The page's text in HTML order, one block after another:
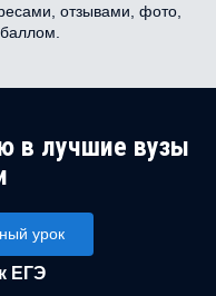
отзывами, фото,
в лучшие вузы
урок
ЕГЭ